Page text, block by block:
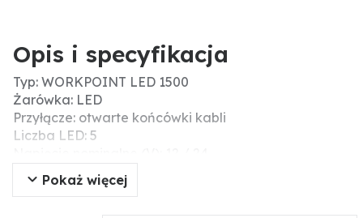
Opis i specyfikacja
Typ: WORKPOINT LED 1500
Żarówka: LED
Przyłącze: otwarte końcówki kabli
Liczba LED: 5
Głębokość (mm): 48
Zakres temperatury (°C): - 40 / + 80
Pokaż więcej